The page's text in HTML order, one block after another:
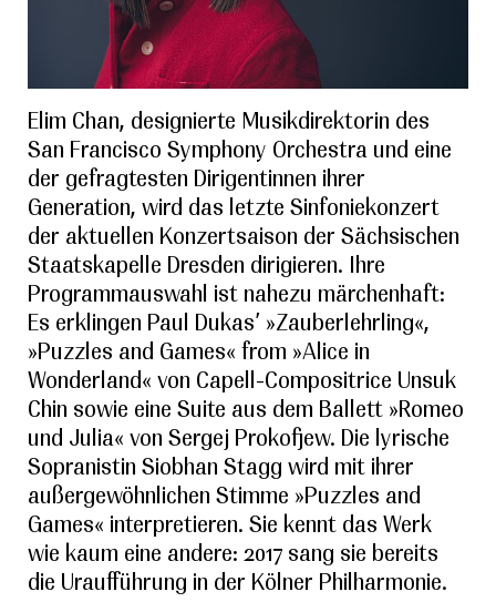
Elim Chan, designierte Musikdirektorin des
San Francisco Symphony Orchestra und eine
der gefragtesten Dirigentinnen ihrer
Generation, wird das letzte Sinfoniekonzert
der aktuellen Konzertsaison der Sächsischen
Staatskapelle Dresden dirigieren. Ihre
Programmauswahl ist nahezu märchenhaft:
Es erklingen Paul Dukas’ »Zauberlehrling«,
»Puzzles and Games« from »Alice in
Wonderland« von Capell-Compositrice Unsuk
Chin sowie eine Suite aus dem Ballett »Romeo
und Julia« von Sergej Prokofjew. Die lyrische
Sopranistin Siobhan Stagg wird mit ihrer
außergewöhnlichen Stimme »Puzzles and
Games« interpretieren. Sie kennt das Werk
wie kaum eine andere: 2017 sang sie bereits
die Uraufführung in der Kölner Philharmonie.